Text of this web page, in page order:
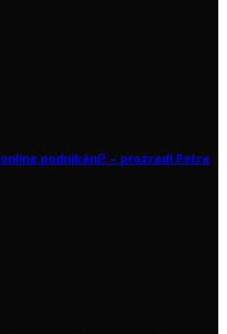
online podnikání? – prozradí Petra